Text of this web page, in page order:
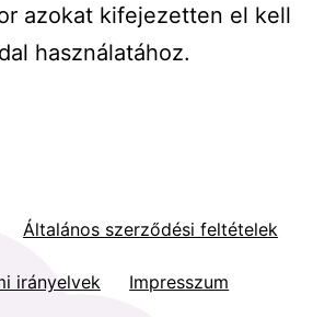
azokat kifejezetten el kell
használatához.
EmailÁltalános szerződési feltételek
irányelvek Impresszum